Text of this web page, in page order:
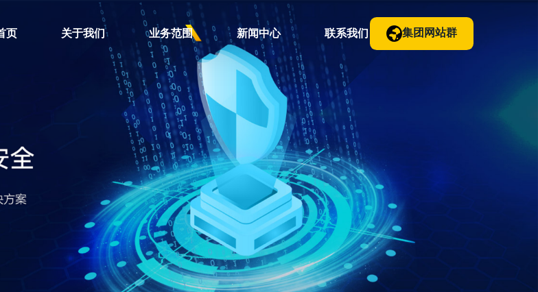
页 关于我们 业务范围 新闻中心 联系我们 集团网站群